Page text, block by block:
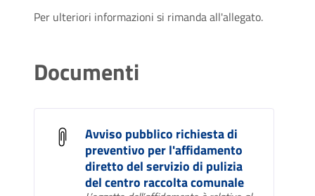
Per ulteriori informazioni si rimanda all'allegato.
Documenti
Avviso pubblico richiesta di
preventivo per l'affidamento
diretto del servizio di pulizia
del centro raccolta comunale